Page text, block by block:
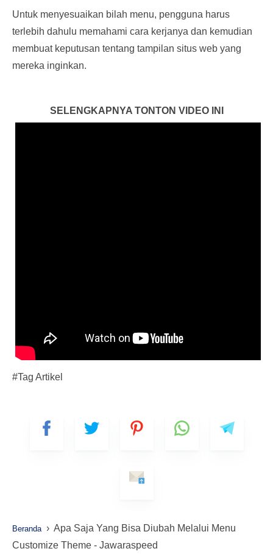
Untuk menyesuaikan bilah menu, pengguna harus
terlebih dahulu memahami cara kerjanya dan kemudian
membuat keputusan tentang tampilan situs web yang
mereka inginkan.
SELENGKAPNYA TONTON VIDEO INI
#Tag Artikel
Beranda › Apa Saja Yang Bisa Diubah Melalui Menu
Customize Theme - Jawaraspeed